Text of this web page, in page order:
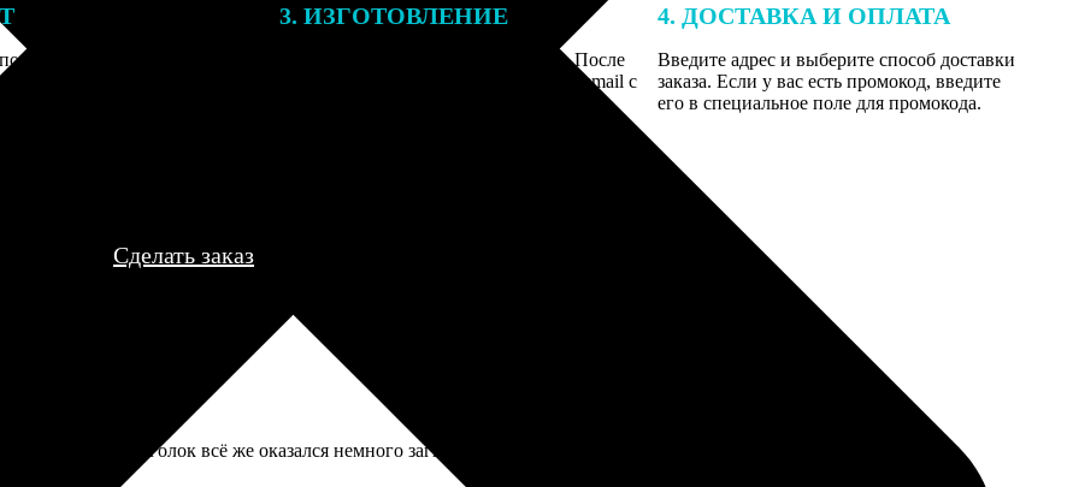
заказа к печати
могут связаться с Вами
телефону или email для
деталей.
3. ИЗГОТОВЛЕНИЕ
Оплатите заказ банковской картой. После
оплаты получите подтверждение на email с
описанием заказа. Когда отправим заказ
4. ДОСТАВКА И ОПЛАТА
Введите адрес и выберите способ доставки
заказа. Если у вас есть промокод, введите
его в специальное поле для промокода.
Сделать заказ
но один уголок всё же оказался немного загнут. Не критично, но немного обидно.